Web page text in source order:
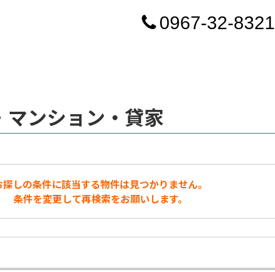
0967-32-8321
ンション・貸家
探しの条件に該当する物件は見つかりません。
条件を変更して再検索をお願いします。